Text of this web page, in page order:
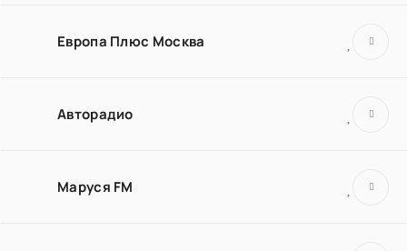
Европа Плюс Москва
Авторадио
Маруся FM